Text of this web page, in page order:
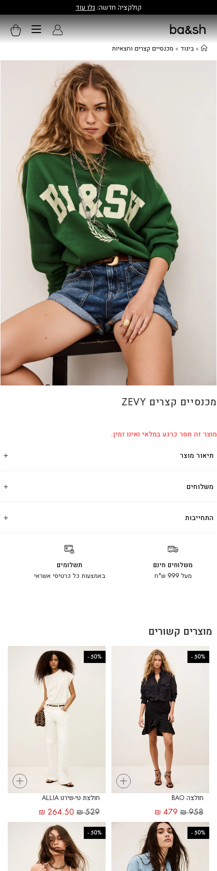
קולקציה חדשה: גלו עוד
» ביגוד » מכנסיים קצרים וחצאיות
מכנסיים קצרים ZEVY
מוצר זה חסר כרגע במלאי ואינו זמין.
תיאור מוצר
משלוחים
התחייבות
משלוחים חינם
מעל 999 ש"ח
תשלומים
באמצעות כל כרטיסי אשראי
מוצרים קשורים
+
50%
-
חולצה BAO
₪958
₪ 479
+
50%
-
חולצת טי-שירט ALLIA
₪529
₪ 264.50
50%
-
50%
-